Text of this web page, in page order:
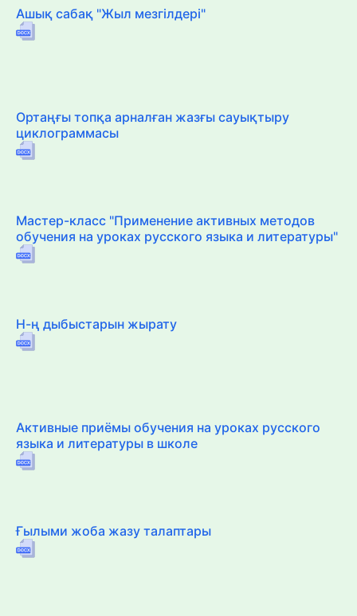
Ашық сабақ "Жыл мезгілдері"
Ортаңғы топқа арналған жазғы сауықтыру
циклограммасы
Мастер-класс "Применение активных методов
обучения на уроках русского языка и литературы"
Н-ң дыбыстарын жырату
Активные приёмы обучения на уроках русского
языка и литературы в школе
Ғылыми жоба жазу талаптары